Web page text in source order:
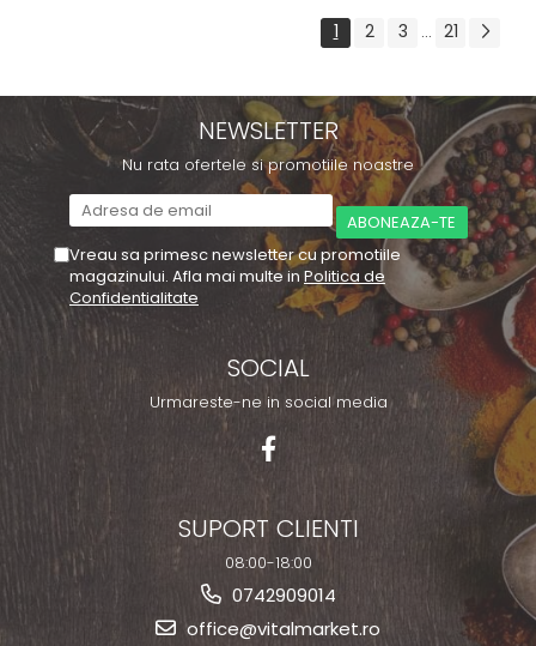
1 2 3 ... 21
NEWSLETTER
Nu rata ofertele si promotiile noastre
Vreau sa primesc newsletter cu promotiile
magazinului. Afla mai multe in Politica de
Confidentialitate
SOCIAL
Urmareste-ne in social media
SUPORT CLIENTI
08:00-18:00
0742909014
office@vitalmarket.ro